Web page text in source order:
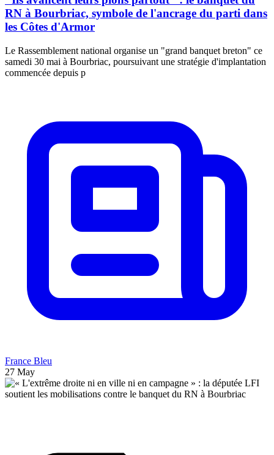
RN à Bourbriac, symbole de l'ancrage du parti dans
les Côtes d'Armor
Le Rassemblement national organise un "grand banquet breton" ce
samedi 30 mai à Bourbriac, poursuivant une stratégie d'implantation
commencée depuis p
France Bleu
27 May